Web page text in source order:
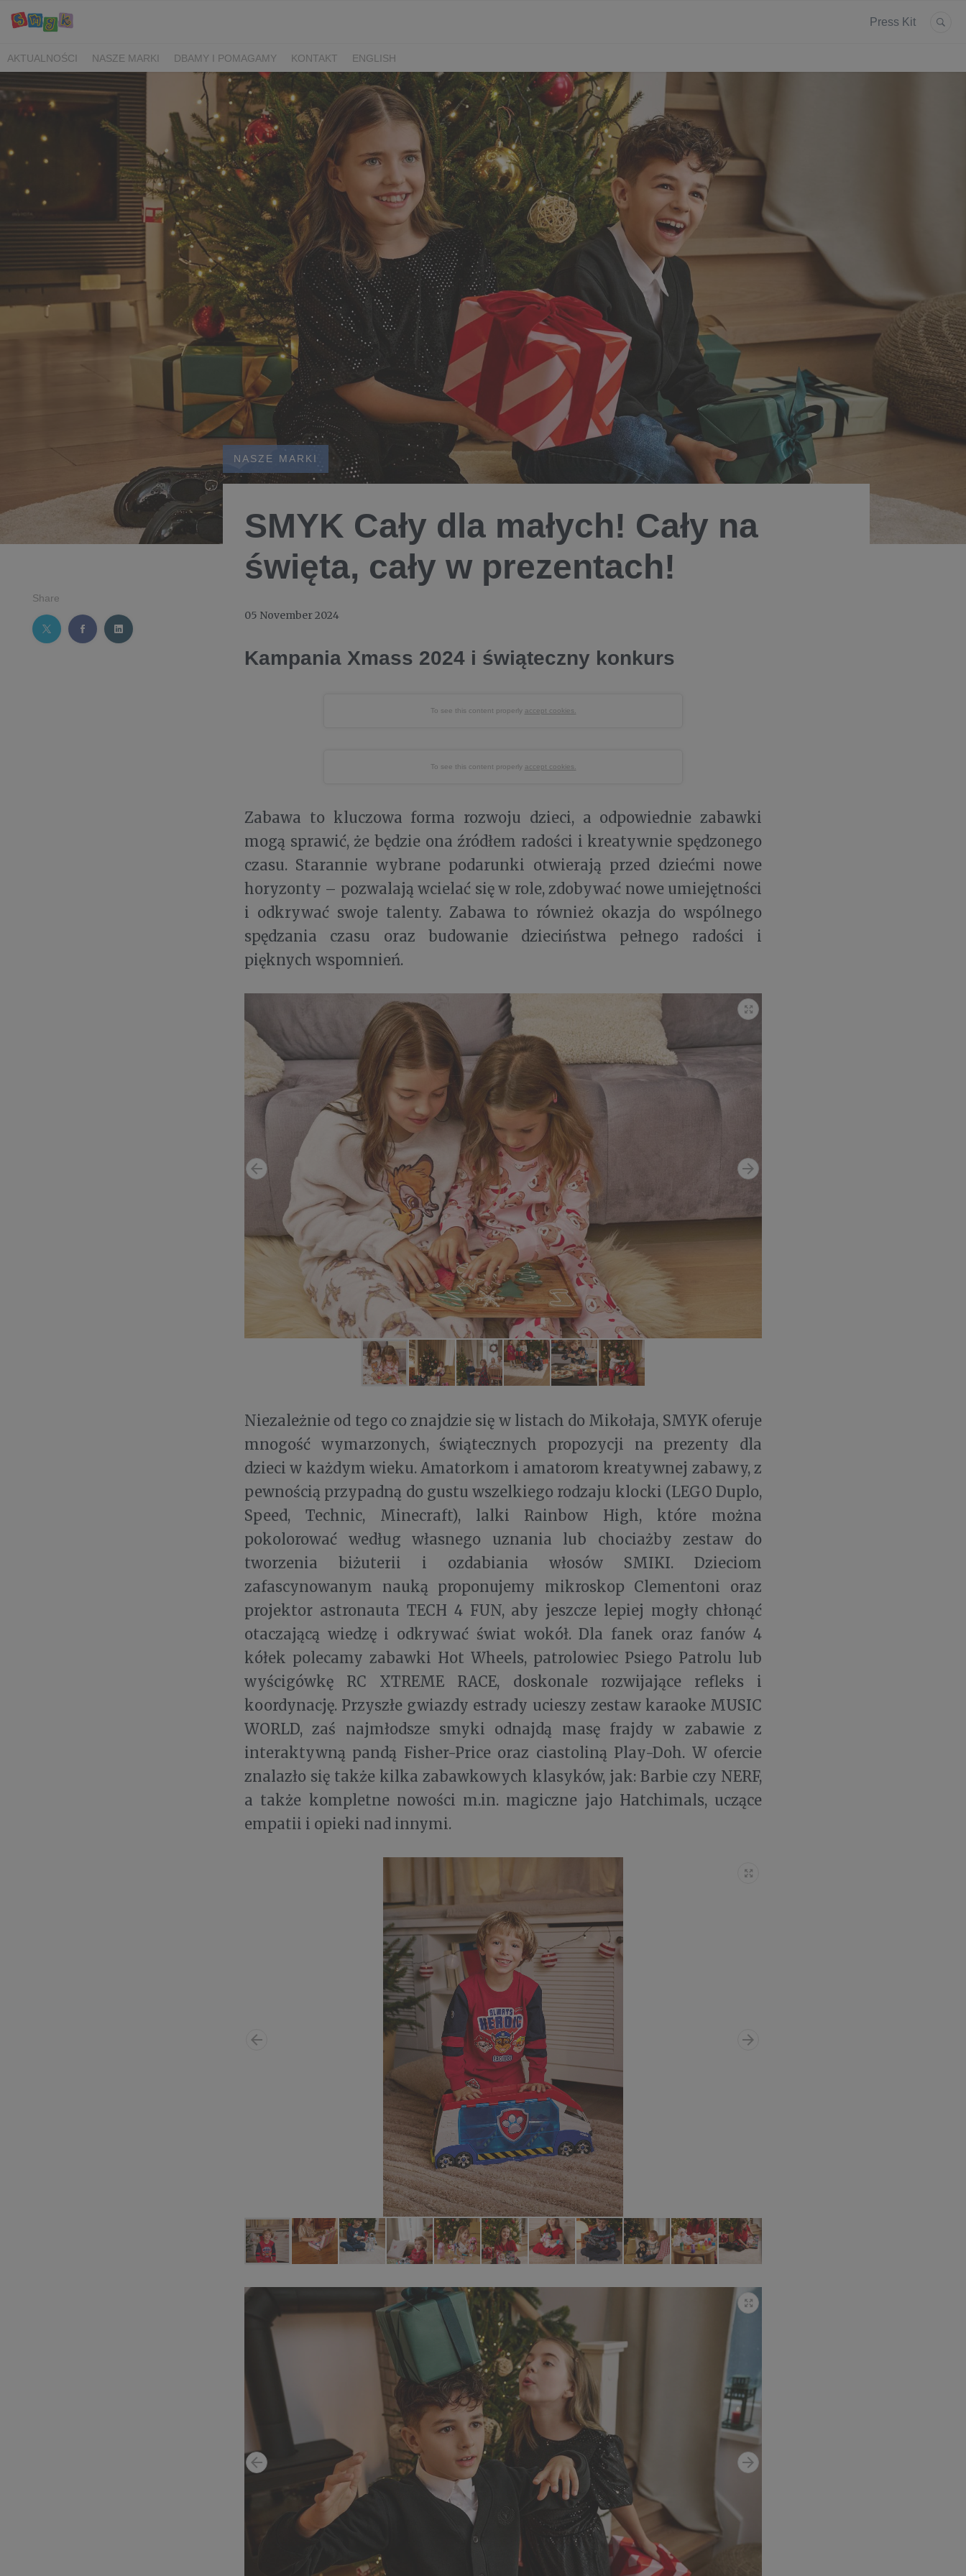
Press Kit
AKTUALNOŚCI NASZE MARKI DBAMY I POMAGAMY KONTAKT ENGLISH
Share
NASZE MARKI
SMYK Cały dla małych! Cały na
święta, cały w prezentach!
05 November 2024
Kampania Xmass 2024 i świąteczny konkurs
To see this content properly accept cookies.
To see this content properly accept cookies.
Zabawa to kluczowa forma rozwoju dzieci, a odpowiednie zabawki
mogą sprawić, że będzie ona źródłem radości i kreatywnie spędzonego
czasu. Starannie wybrane podarunki otwierają przed dziećmi nowe
horyzonty – pozwalają wcielać się w role, zdobywać nowe umiejętności
i odkrywać swoje talenty. Zabawa to również okazja do wspólnego
spędzania czasu oraz budowanie dzieciństwa pełnego radości i
pięknych wspomnień.
Niezależnie od tego co znajdzie się w listach do Mikołaja, SMYK oferuje
mnogość wymarzonych, świątecznych propozycji na prezenty dla
dzieci w każdym wieku. Amatorkom i amatorom kreatywnej zabawy, z
pewnością przypadną do gustu wszelkiego rodzaju klocki (LEGO Duplo,
Speed, Technic, Minecraft), lalki Rainbow High, które można
pokolorować według własnego uznania lub chociażby zestaw do
tworzenia biżuterii i ozdabiania włosów SMIKI. Dzieciom
zafascynowanym nauką proponujemy mikroskop Clementoni oraz
projektor astronauta TECH 4 FUN, aby jeszcze lepiej mogły chłonąć
otaczającą wiedzę i odkrywać świat wokół. Dla fanek oraz fanów 4
kółek polecamy zabawki Hot Wheels, patrolowiec Psiego Patrolu lub
wyścigówkę RC XTREME RACE, doskonale rozwijające refleks i
koordynację. Przyszłe gwiazdy estrady ucieszy zestaw karaoke MUSIC
WORLD, zaś najmłodsze smyki odnajdą masę frajdy w zabawie z
interaktywną pandą Fisher-Price oraz ciastoliną Play-Doh. W ofercie
znalazło się także kilka zabawkowych klasyków, jak: Barbie czy NERF,
a także kompletne nowości m.in. magiczne jajo Hatchimals, uczące
empatii i opieki nad innymi.